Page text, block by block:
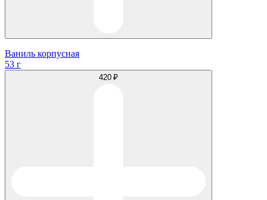
Ваниль корпусная
53 г
420 ₽